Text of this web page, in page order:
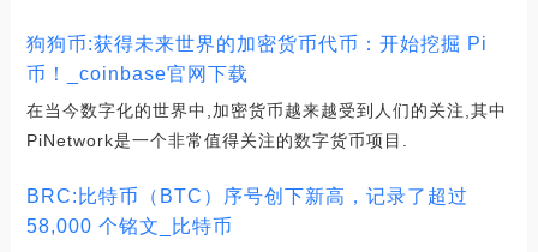
狗狗币:获得未来世界的加密货币代币：开始挖掘 Pi
币！_coinbase官网下载
在当今数字化的世界中,加密货币越来越受到人们的关注,其中
PiNetwork是一个非常值得关注的数字货币项目.
BRC:比特币（BTC）序号创下新高，记录了超过
58,000 个铭文_比特币